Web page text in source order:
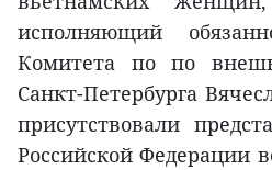
исполняющий
Комитета по по
Санкт-Петербурга
присутствовали
Российской Федерации